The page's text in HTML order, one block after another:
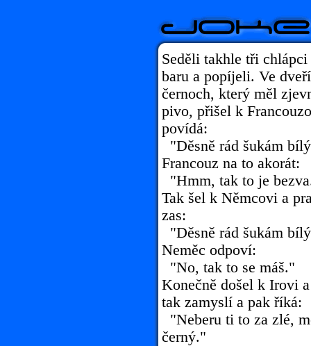
Seděli takhle tři
baru a popíjeli. Ve
černoch, který měl
pivo, přišel k
povídá:
"Děsně rád šukám
Francouz na to akorát:
"Hmm, tak to je
Tak šel k Němcovi a
zas:
"Děsně rád šukám
Neměc odpoví:
"No, tak to se máš."
Konečně došel k Irovi
tak zamyslí a pak říká:
"Neberu ti to za zlé,
černý."